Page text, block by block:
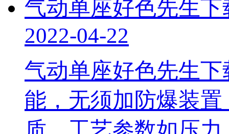
气动单座好色先生
2022-04-22
气动单座好色先生
能，无须加防爆装置